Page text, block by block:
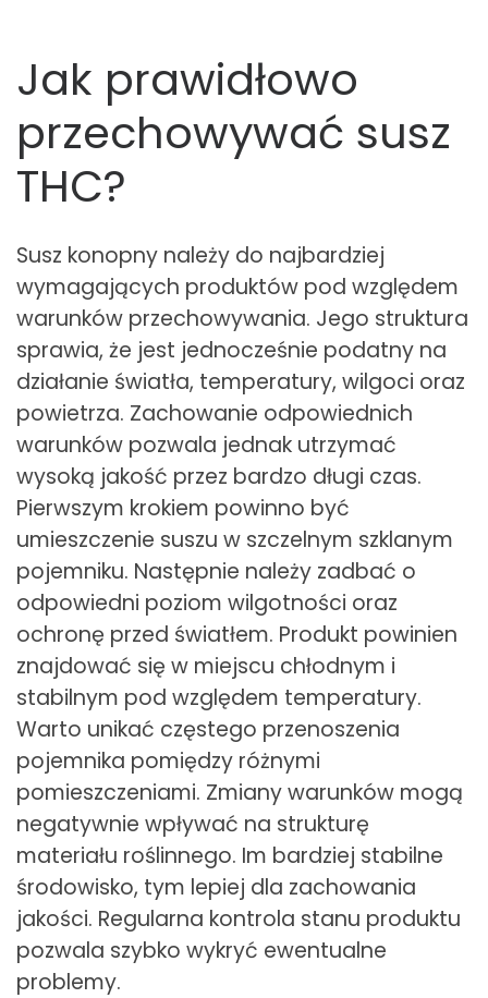
Jak prawidłowo
przechowywać susz
THC?
Susz konopny należy do najbardziej
wymagających produktów pod względem
warunków przechowywania. Jego struktura
sprawia, że jest jednocześnie podatny na
działanie światła, temperatury, wilgoci oraz
powietrza. Zachowanie odpowiednich
warunków pozwala jednak utrzymać
wysoką jakość przez bardzo długi czas.
Pierwszym krokiem powinno być
umieszczenie suszu w szczelnym szklanym
pojemniku. Następnie należy zadbać o
odpowiedni poziom wilgotności oraz
ochronę przed światłem. Produkt powinien
znajdować się w miejscu chłodnym i
stabilnym pod względem temperatury.
Warto unikać częstego przenoszenia
pojemnika pomiędzy różnymi
pomieszczeniami. Zmiany warunków mogą
negatywnie wpływać na strukturę
materiału roślinnego. Im bardziej stabilne
środowisko, tym lepiej dla zachowania
jakości. Regularna kontrola stanu produktu
pozwala szybko wykryć ewentualne
problemy.